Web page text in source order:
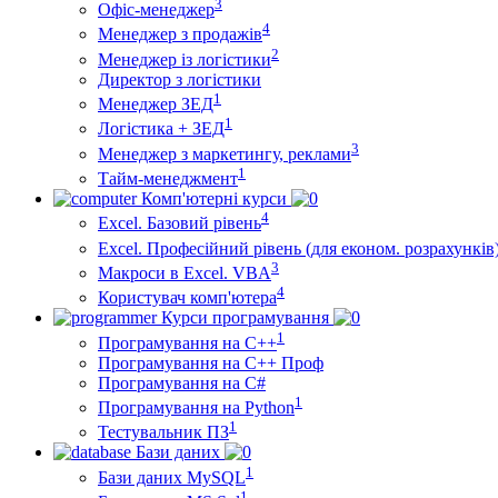
Офіс-менеджер3
Менеджер з продажів4
Менеджер із логістики2
Директор з логістики
Менеджер ЗEД1
Логістика + ЗЕД1
Менеджер з маркетингу, реклами3
Тайм-менеджмент1
Комп'ютерні курси
Excel. Базовий рівень4
Excel. Професійний рівень (для економ.
Макроси в Excel. VBA3
Користувач комп'ютера4
Курси програмування
Програмування на С++1
Програмування на С++ Проф
Програмування на C#
Програмування на Python1
Тестувальник ПЗ1
Бази даних
Бази даних MySQL1